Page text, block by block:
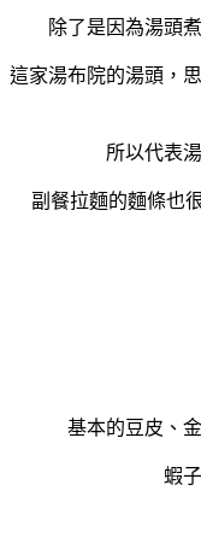
除了是因為湯頭
這家湯布院的湯頭，
所以代表
副餐拉麵的麵條也
基本的豆皮、
蝦